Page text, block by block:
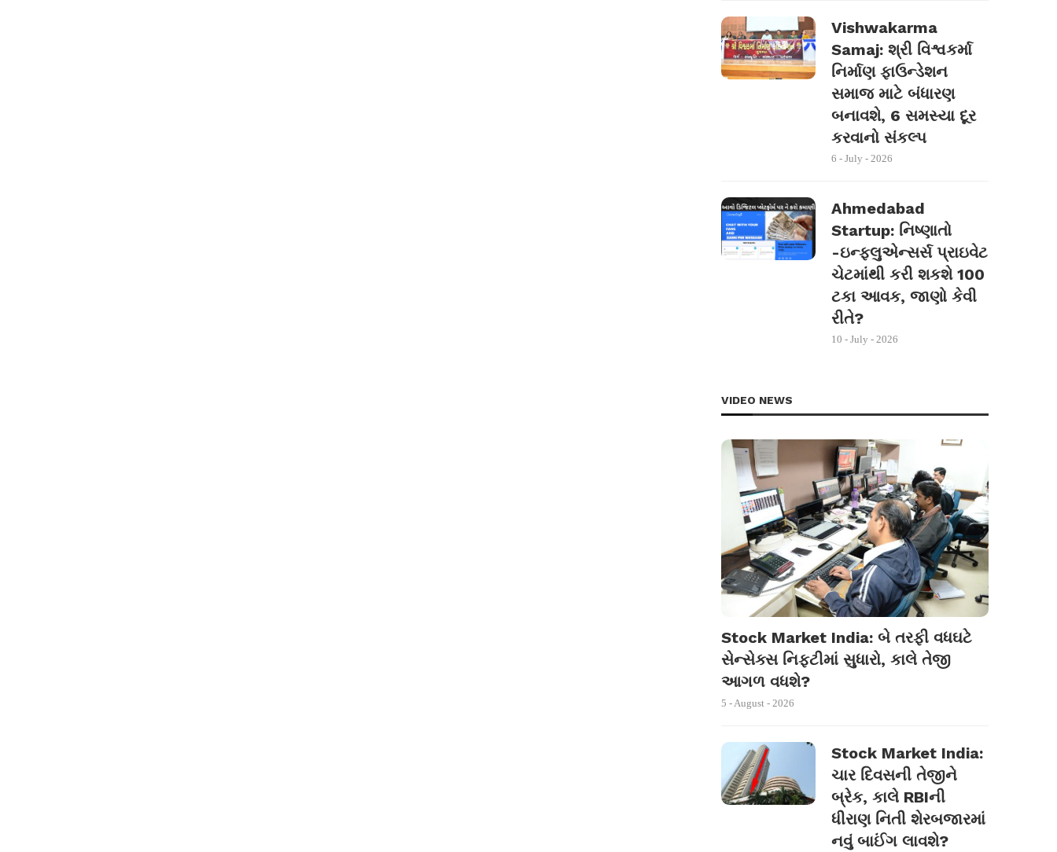
Vishwakarma
Samaj: શ્રી વિશ્વકર્મા
નિર્માણ ફાઉન્ડેશન
સમાજ માટે બંધારણ
બનાવશે, 6 સમસ્યા દૂર
કરવાનો સંકલ્પ
6 - July - 2026
Ahmedabad
Startup: નિષ્ણાતો
-ઇન્ફ્લુએન્સર્સ પ્રાઇવેટ
ચેટમાંથી કરી શકશે 100
ટકા આવક, જાણો કેવી
રીતે?
10 - July - 2026
VIDEO NEWS
Stock Market India: બે તરફી વધઘટે
સેન્સેક્સ નિફ્ટીમાં સુધારો, કાલે તેજી
આગળ વધશે?
5 - August - 2026
Stock Market India:
ચાર દિવસની તેજીને
બ્રેક, કાલે RBIની
ધીરાણ નિતી શેરબજારમાં
નવું બાઈંગ લાવશે?